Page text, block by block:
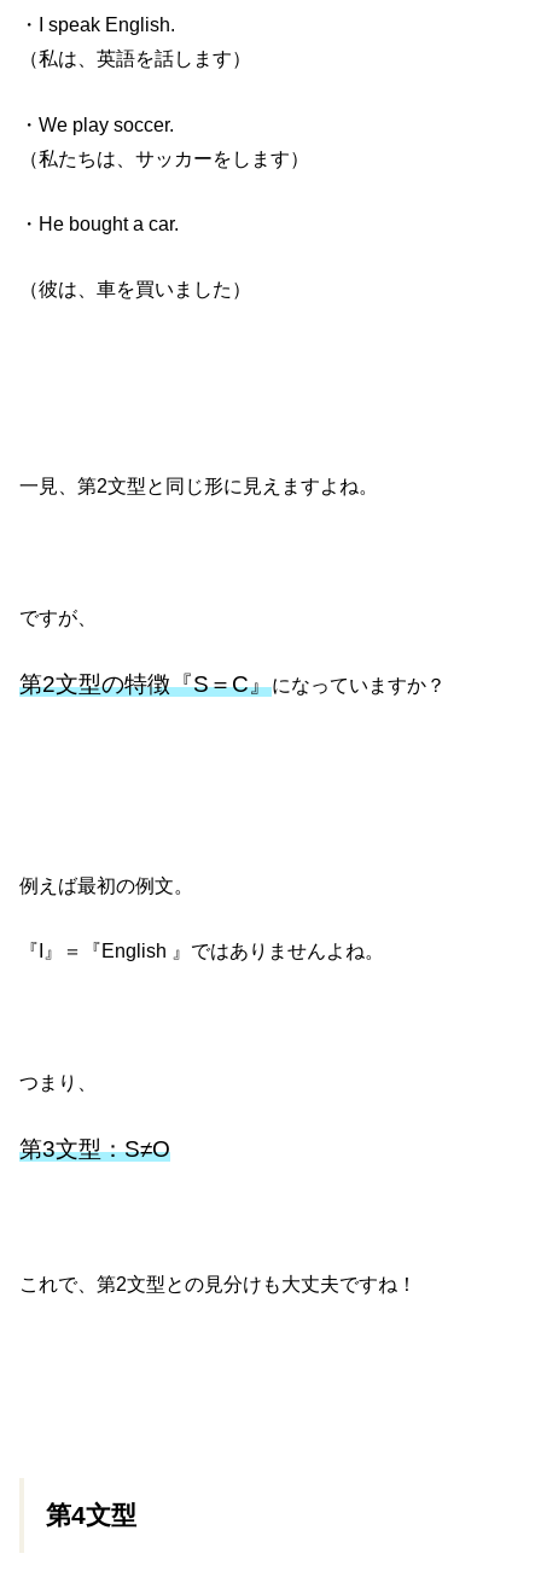
・I speak English.
（私は、英語を話します）
・We play soccer.
（私たちは、サッカーをします）
・He bought a car.
（彼は、車を買いました）
一見、第2文型と同じ形に見えますよね。
ですが、
第2文型の特徴『S＝C』になっていますか？
例えば最初の例文。
『I』＝『English 』ではありませんよね。
つまり、
第3文型：S≠O
これで、第2文型との見分けも大丈夫ですね！
第4文型